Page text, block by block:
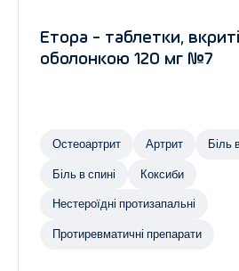
Етора - таблетки,
оболонкою 120 мг №7
Остеоартрит Артрит Біль
Біль в спині Коксиби
Нестероїдні протизапальні
Протиревматичні препарати